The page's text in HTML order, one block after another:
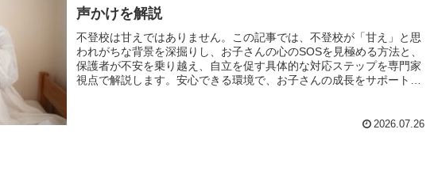
声かけを解説
不登校は甘えではありません。この記事では、不登校が「甘え」と思
われがちな背景を深掘りし、お子さんの心のSOSを見極める方法と、
保護者が不安を乗り越え、自立を促す具体的な対応ステップを専門家
視点で解説します。安心できる環境で、お子さんの成長をサポートし
2026.07.26